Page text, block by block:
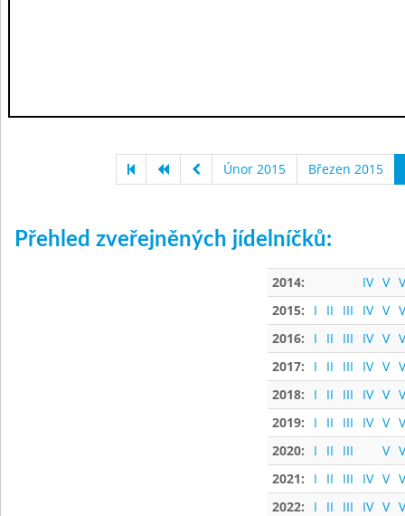
Únor 2015 Březen 2015
Přehled zveřejněných jídelníčků:
2014: IV V
2015:
I II III IV V
2016:
I II III IV V
2017:
I II III IV V
2018:
I II III IV V
2019:
I II III IV V
2020:
I II III V
2021:
I II III IV V
2022:
I II III IV V